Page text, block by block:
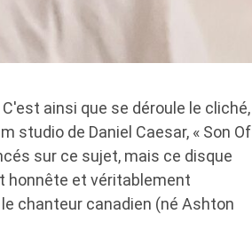
ainsi que se déroule le cliché,
de Daniel Caesar, « Son Of
sur ce sujet, mais ce disque
honnête et véritablement
chanteur canadien (né Ashton